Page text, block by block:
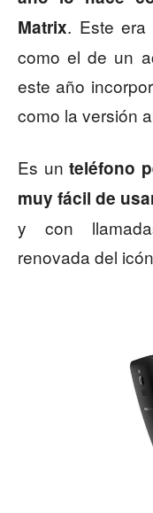
Matrix. Este
como el de un
este año
como la versión
Es un teléfono
muy fácil de
y con
renovada del